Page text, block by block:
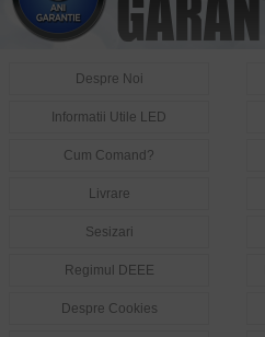
Despre Noi
Informatii Utile LED
Cum Comand?
Livrare
Sesizari
Regimul DEEE
Despre Cookies